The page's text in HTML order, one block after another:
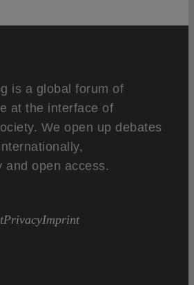
is a global forum of
at the interface of
We open up debates
and open access.
PrivacyImprint